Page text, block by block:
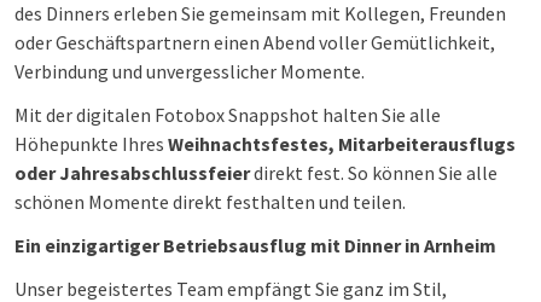
des Dinners erleben Sie gemeinsam mit Kollegen, Freunden
oder Geschäftspartnern einen Abend voller Gemütlichkeit,
Verbindung und unvergesslicher Momente.
Mit der digitalen Fotobox Snappshot halten Sie alle
Höhepunkte Ihres Weihnachtsfestes, Mitarbeiterausflugs
oder Jahresabschlussfeierdirekt fest. So können Sie alle
schönen Momente direkt festhalten und teilen.
Ein einzigartiger Betriebsausflug mit Dinner in Arnheim
Unser begeistertes Team empfängt Sie ganz im Stil,